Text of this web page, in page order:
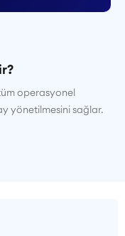
operasyonel
yönetilmesini sağlar.